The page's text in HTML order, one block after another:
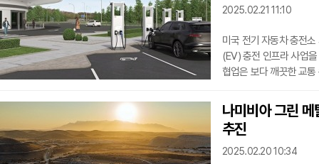
백금 기반 폴리머 멤브
2025.02.21 11:10
미국 전기 자동차 충전
(EV) 충전 인프라 사업
협업은 보다 깨끗한 교
엔드투엔드(시작부터
광범위한 전문 지식과
충전에 액세스할 수 있
탈탄소화 운동에 기여하
나미비아 그린
추진
2025.02.20 10:34